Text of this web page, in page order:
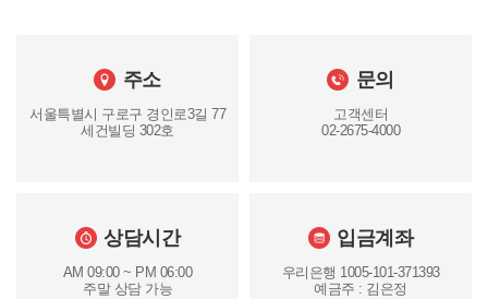
주소
서울특별시 구로구 경인로3길 77
세건빌딩 302호
문의
고객센터
02-2675-4000
상담시간
AM 09:00 ~ PM 06:00
주말 상담 가능
입금계좌
우리은행 1005-101-371393
예금주 : 김은정